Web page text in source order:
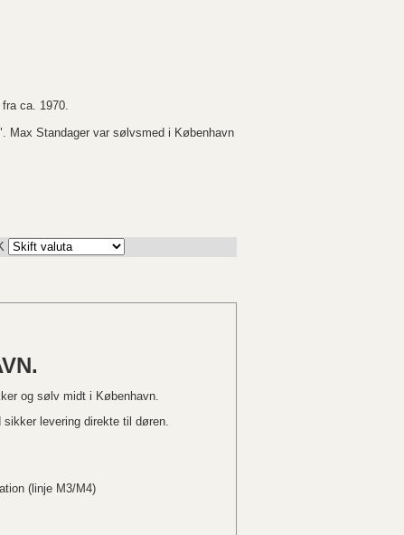
ca. 1970.
Max Standager var sølvsmed i København
og sølv midt i København.
levering direkte til døren.
(linje M3/M4)